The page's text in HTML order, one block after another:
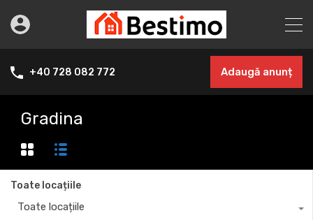
+40 728 082 772 Adaugă anunț
Gradina
Toate locațiile
Toate locațiile